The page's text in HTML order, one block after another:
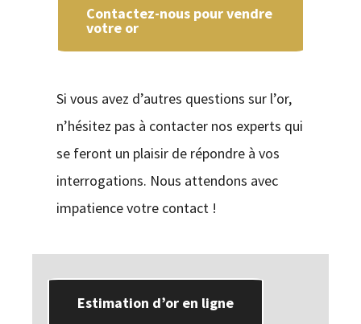
Contactez-nous pour vendre
votre or
Si vous avez d’autres questions sur l’or,
n’hésitez pas à contacter nos experts qui
se feront un plaisir de répondre à vos
interrogations. Nous attendons avec
impatience votre contact !
Estimation d’or en ligne